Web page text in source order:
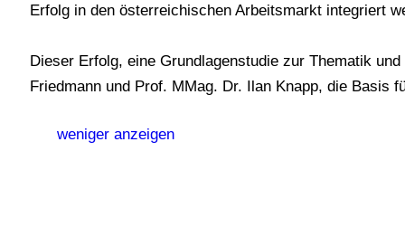
Erfolg in den öster­rei­chi­schen Arbeits­markt inte­griert
Die­ser Erfolg, eine Grund­la­gen­stu­die zur The­ma­tik
Fried­mann und Prof. MMag. Dr. Ilan Knapp, die Basis
weni­ger anzeigen